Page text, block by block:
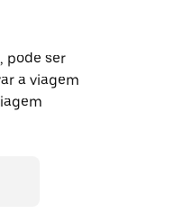
pode ser
a viagem